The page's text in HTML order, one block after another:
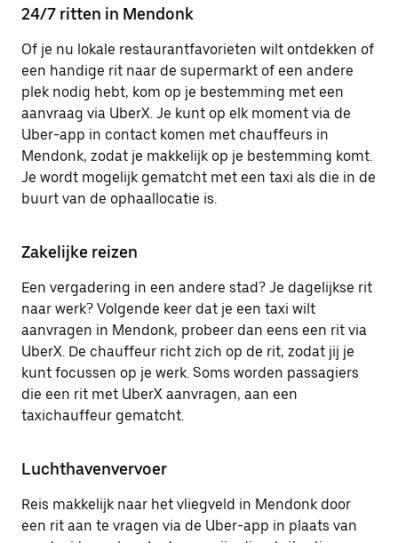
24/7 ritten in Mendonk
Of je nu lokale restaurantfavorieten wilt ontdekken of
een handige rit naar de supermarkt of een andere
plek nodig hebt, kom op je bestemming met een
aanvraag via UberX. Je kunt op elk moment via de
Uber-app in contact komen met chauffeurs in
Mendonk, zodat je makkelijk op je bestemming komt.
Je wordt mogelijk gematcht met een taxi als die in de
buurt van de ophaallocatie is.
Zakelijke reizen
Een vergadering in een andere stad? Je dagelijkse rit
naar werk? Volgende keer dat je een taxi wilt
aanvragen in Mendonk, probeer dan eens een rit via
UberX. De chauffeur richt zich op de rit, zodat jij je
kunt focussen op je werk. Soms worden passagiers
die een rit met UberX aanvragen, aan een
taxichauffeur gematcht.
Luchthavenvervoer
Reis makkelijk naar het vliegveld in Mendonk door
een rit aan te vragen via de Uber-app in plaats van